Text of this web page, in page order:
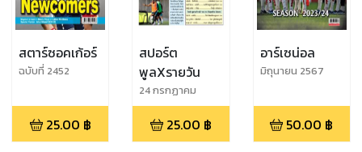
สตาร์ซอคเก้อร์
ฉบับที่ 2452
25.00 ฿
สปอร์ต
พูลXรายวัน
24 กรกฏาคม
2569
25.00 ฿
อาร์เซน่อล
มิถุนายน 2567
50.00 ฿